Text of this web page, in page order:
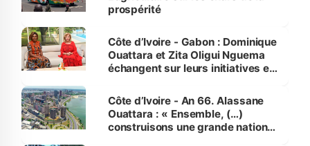
prospérité
Côte d’Ivoire - Gabon : Dominique
Ouattara et Zita Oligui Nguema
échangent sur leurs initiatives en
enfants
Côte d’Ivoire - An 66. Alassane
Ouattara : « Ensemble, (…)
construisons une grande nation